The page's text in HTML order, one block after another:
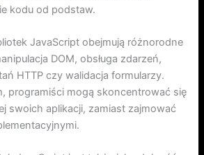
kodu od podstaw.
JavaScript obejmują różnorodne
DOM, obsługa zdarzeń,
HTTP czy walidacja formularzy.
programiści mogą skoncentrować się
swoich aplikacji, zamiast zajmować